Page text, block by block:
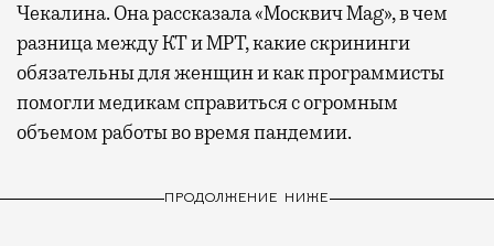
Чекалина. Она рассказала «Москвич Mag», в чем
разница между КТ и МРТ, какие скрининги
обязательны для женщин и как программисты
помогли медикам справиться с огромным
объемом работы во время пандемии.
ПРОДОЛЖЕНИЕ НИЖЕ